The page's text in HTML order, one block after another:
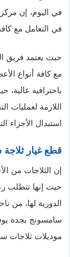
في اليوم، إن
في التعامل مع
حيث يعتمد فريق
مع كافة أنواع
باحترافيه عالية،
اللازمة لعمليات
استبدال الأجزاء
قطع غيار
إن الثلاجات من
حيث إنها تتطلب
الدورية لها، من
سامسونج بجدة
موديلات ثلاجات